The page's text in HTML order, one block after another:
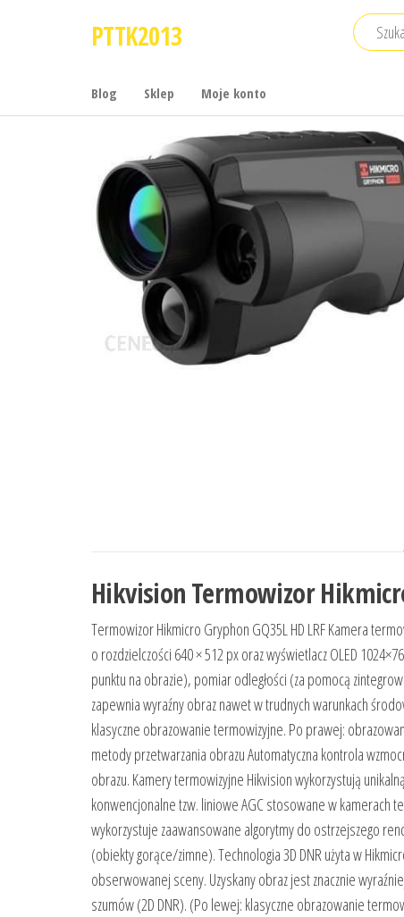
PTTK2013
Blog Sklep Moje konto
Hikvision Termowizor
Termowizor Hikmicro Gryphon GQ35L HD LRF Kamera
o rozdzielczości 640 × 512 px oraz wyświetlacz OLED
punktu na obrazie), pomiar odległości (za pomocą
zapewnia wyraźny obraz nawet w trudnych warunkach
klasyczne obrazowanie termowizyjne. Po prawej:
metody przetwarzania obrazu Automatyczna kontrola
obrazu. Kamery termowizyjne Hikvision wykorzystują
konwencjonalne tzw. liniowe AGC stosowane w kamerach
wykorzystuje zaawansowane algorytmy do ostrzejszego
(obiekty gorące/zimne). Technologia 3D DNR użyta w
obserwowanej sceny. Uzyskany obraz jest znacznie
szumów (2D DNR). (Po lewej: klasyczne obrazowanie